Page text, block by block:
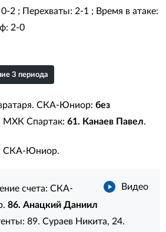
2 ; Перехваты: 2-1 ; Время в атаке:
2-0
3 периода
СКА-Юниор: без
МХК Спартак: 61. Канаев Павел.
СКА-Юниор.
Видео
счета: СКА-
86. Анацкий Даниил
89. Сураев Никита, 24.